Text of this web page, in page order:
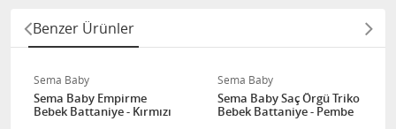
Benzer Ürünler
Sema Baby
Sema Baby Empirme
Bebek Battaniye - Kırmızı
Sema Baby
Sema Baby Saç Örgü Triko
Bebek Battaniye - Pembe